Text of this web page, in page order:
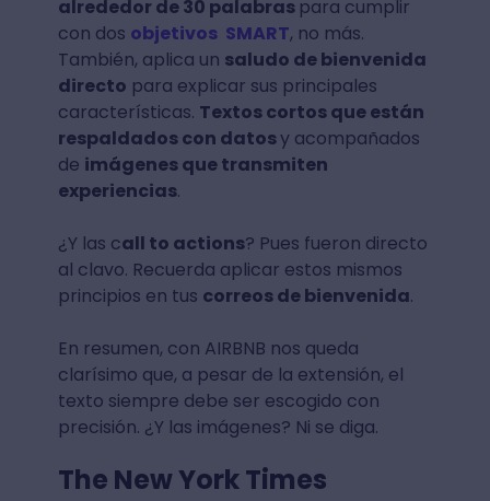
alrededor de 30 palabras para cumplir
con dos objetivos SMART, no más.
También, aplica un saludo de bienvenida
directo para explicar sus principales
características. Textos cortos que están
respaldados con datosy acompañados
de imágenes que transmiten
experiencias.
¿Y las call to actions? Pues fueron directo
al clavo. Recuerda aplicar estos mismos
principios en tus correos de bienvenida.
En resumen, con AIRBNB nos queda
clarísimo que, a pesar de la extensión, el
texto siempre debe ser escogido con
precisión. ¿Y las imágenes? Ni se diga.
The New York Times